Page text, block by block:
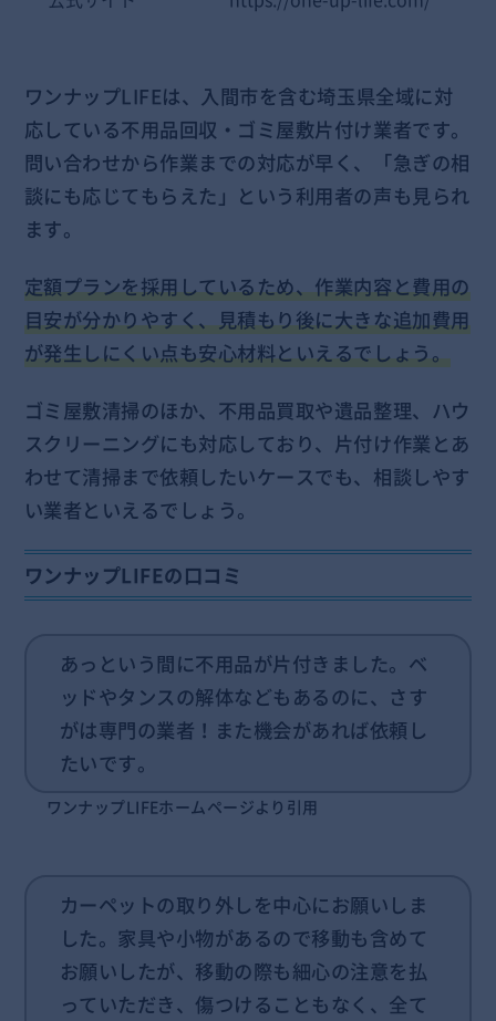
ワンナップLIFEは、入間市を含む埼玉県全域に対
応している不用品回収・ゴミ屋敷片付け業者です。
問い合わせから作業までの対応が早く、「急ぎの相
談にも応じてもらえた」という利用者の声も見られ
ます。
定額プランを採用しているため、作業内容と費用の
目安が分かりやすく、見積もり後に大きな追加費用
が発生しにくい点も安心材料といえるでしょう。
ゴミ屋敷清掃のほか、不用品買取や遺品整理、ハウ
スクリーニングにも対応しており、片付け作業とあ
わせて清掃まで依頼したいケースでも、相談しやす
い業者といえるでしょう。
ワンナップLIFEの口コミ
あっという間に不用品が片付きました。ベ
ッドやタンスの解体などもあるのに、さす
がは専門の業者！また機会があれば依頼し
たいです。
ワンナップLIFEホームページより引用
カーペットの取り外しを中心にお願いしま
した。家具や小物があるので移動も含めて
お願いしたが、移動の際も細心の注意を払
っていただき、傷つけることもなく、全て